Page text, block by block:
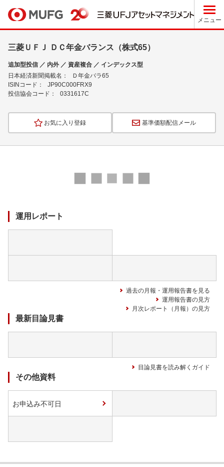
メニュー
三菱ＵＦＪ ＤＣ年金バランス（株式65）
追加型投信 ／ 内外 ／ 資産複合 ／ インデックス型
日本経済新聞掲載名：
Ｄ年金バラ65
ISINコード：
JP90C000FRX9
投信協会コード：
0331617C
お気に入り登録 基準価額配信メール
運用レポート
過去の月報・運用報告書を見る
運用報告書の見方
月次レポート（月報）の見方
最新目論見書
目論見書を読み解くガイド
その他資料
お申込み不可日